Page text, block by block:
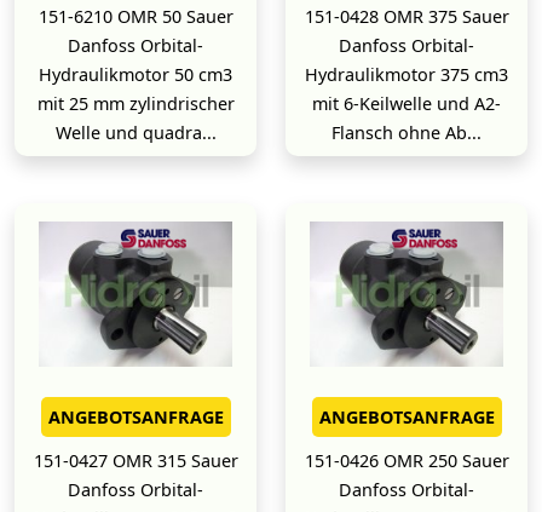
151-6210 OMR 50 Sauer
Danfoss Orbital-
Hydraulikmotor 50 cm3
mit 25 mm zylindrischer
Welle und quadra...
151-0428 OMR 375 Sauer
Danfoss Orbital-
Hydraulikmotor 375 cm3
mit 6-Keilwelle und A2-
Flansch ohne Ab...
ANGEBOTSANFRAGE
151-0427 OMR 315 Sauer
Danfoss Orbital-
ANGEBOTSANFRAGE
151-0426 OMR 250 Sauer
Danfoss Orbital-